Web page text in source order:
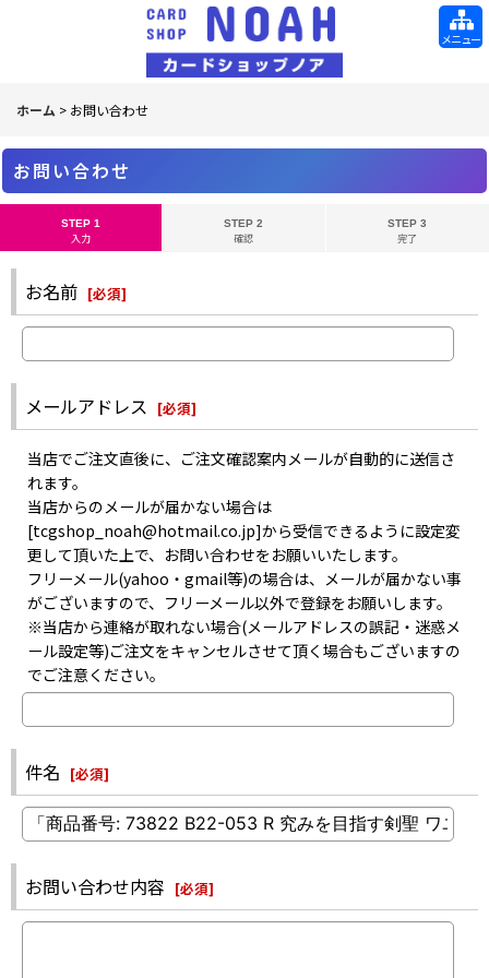
メニュー
ホーム > お問い合わせ
お問い合わせ
STEP 1
入力
STEP 2
確認
STEP 3
完了
お名前 [必須]
メールアドレス [必須]
当店でご注文直後に、ご注文確認案内メールが自動的に送信さ
れます。
当店からのメールが届かない場合は
[tcgshop_noah@hotmail.co.jp]から受信できるように設定変
更して頂いた上で、お問い合わせをお願いいたします。
フリーメール(yahoo・gmail等)の場合は、メールが届かない事
がございますので、フリーメール以外で登録をお願いします。
※当店から連絡が取れない場合(メールアドレスの誤記・迷惑メ
ール設定等)ご注文をキャンセルさせて頂く場合もございますの
でご注意ください。
件名 [必須]
お問い合わせ内容 [必須]